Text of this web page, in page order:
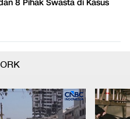
8 Pihak Swasta di Kasus